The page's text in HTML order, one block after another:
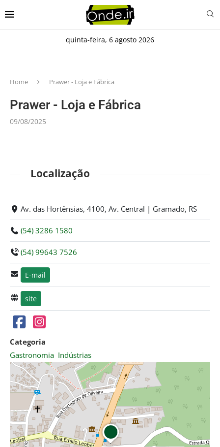
quinta-feira, 6 agosto 2026
Home Prawer - Loja e Fábrica
Prawer - Loja e Fábrica
09/08/2025
Localização
Av. das Hortênsias, 4100, Av. Central | Gramado, RS
(54) 3286 1580
(54) 99643 7526
E-mail
site
Categoria
Gastronomia Indústrias